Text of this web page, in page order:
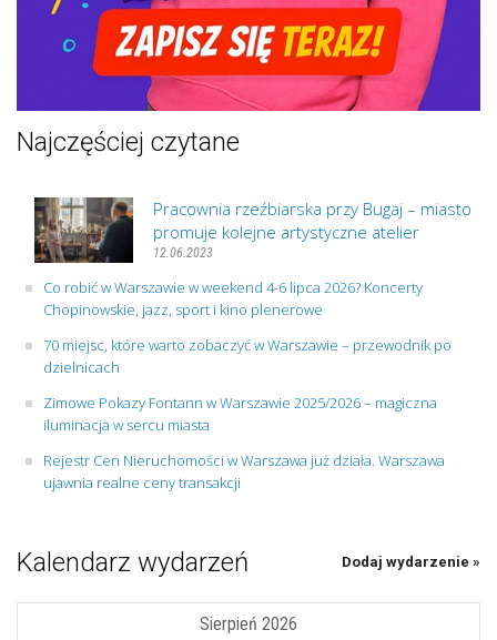
Najczęściej czytane
Pracownia rzeźbiarska przy Bugaj – miasto
promuje kolejne artystyczne atelier
12.06.2023
Co robić w Warszawie w weekend 4-6 lipca 2026? Koncerty
Chopinowskie, jazz, sport i kino plenerowe
70 miejsc, które warto zobaczyć w Warszawie – przewodnik po
dzielnicach
Zimowe Pokazy Fontann w Warszawie 2025/2026 – magiczna
iluminacja w sercu miasta
Rejestr Cen Nieruchomości w Warszawa już działa. Warszawa
ujawnia realne ceny transakcji
Kalendarz wydarzeń Dodaj wydarzenie »
Sierpień 2026